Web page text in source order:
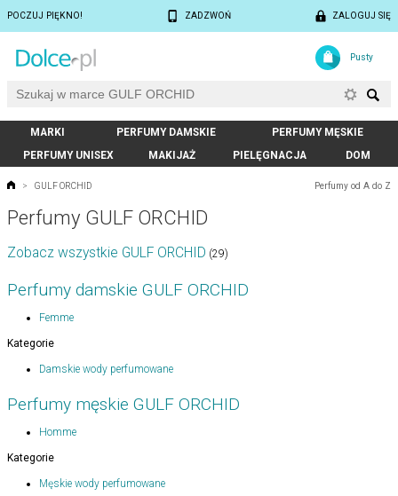
POCZUJ PIĘKNO! ZADZWOŃ ZALOGUJ SIĘ
Pusty
MARKI PERFUMY DAMSKIE
PERFUMY MĘSKIE
PERFUMY UNISEX
MAKIJAŻ PIELĘGNACJA DOM
Perfumy od A do Z
> GULF ORCHID
Perfumy GULF ORCHID
Zobacz wszystkie GULF ORCHID (29)
Perfumy damskie GULF ORCHID
Femme
Kategorie
Damskie wody perfumowane
Perfumy męskie GULF ORCHID
Homme
Kategorie
Męskie wody perfumowane